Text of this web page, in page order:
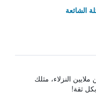
الشائعة
النزلاء، مثلك
ثقة!